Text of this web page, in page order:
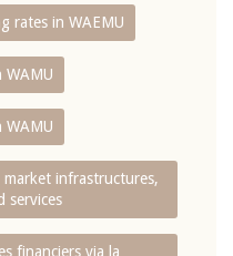
rates in WAEMU
WAMU
WAMU
market infrastructures,
services
financiers via la